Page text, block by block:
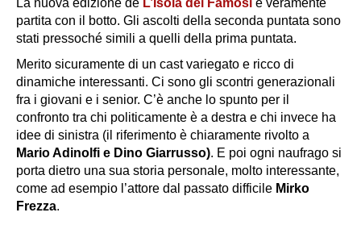
La nuova edizione de L’Isola dei Famosi è veramente
partita con il botto. Gli ascolti della seconda puntata sono
stati pressoché simili a quelli della prima puntata.
Merito sicuramente di un cast variegato e ricco di
dinamiche interessanti. Ci sono gli scontri generazionali
fra i giovani e i senior. C’è anche lo spunto per il
confronto tra chi politicamente è a destra e chi invece ha
idee di sinistra (il riferimento è chiaramente rivolto a
Mario Adinolfi e Dino Giarrusso). E poi ogni naufrago si
porta dietro una sua storia personale, molto interessante,
come ad esempio l’attore dal passato difficile Mirko
Frezza.